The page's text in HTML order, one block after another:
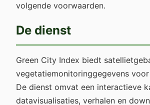
volgende voorwaarden.
De dienst
Green City Index biedt
vegetatiemonitoringgegevens
De dienst omvat een interactieve
datavisualisaties, verhalen en